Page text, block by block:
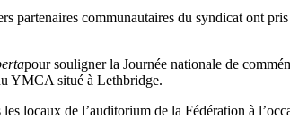
partenaires communautaires du syndicat ont
pour souligner la Journée nationale de
YMCA situé à Lethbridge.
locaux de l’auditorium de la Fédération à